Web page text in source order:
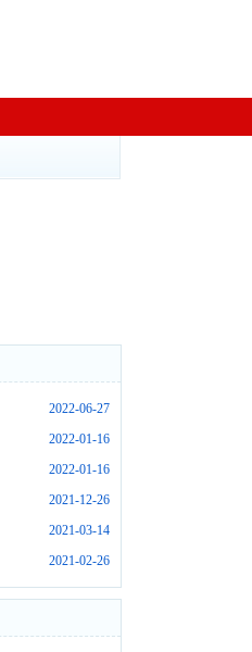
2022-06-27
2022-01-16
2022-01-16
2021-12-26
2021-03-14
2021-02-26